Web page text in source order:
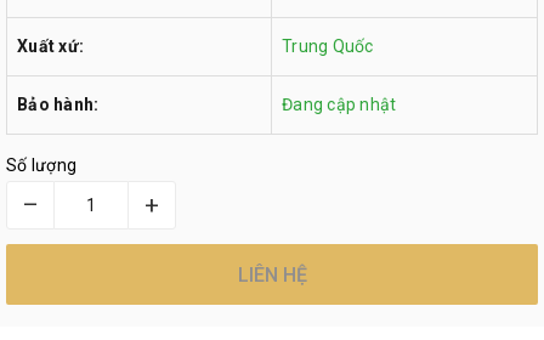
Xuất xứ: Trung Quốc
Bảo hành: Đang cập nhật
Số lượng
– +
LIÊN HỆ